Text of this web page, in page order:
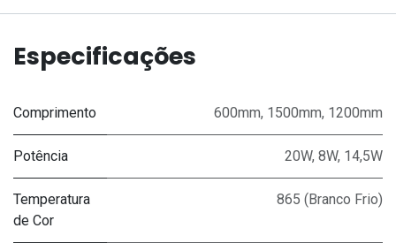
Especificações
Comprimento 600mm, 1500mm, 1200mm
Potência 20W, 8W, 14,5W
Temperatura
de Cor
865 (Branco Frio)